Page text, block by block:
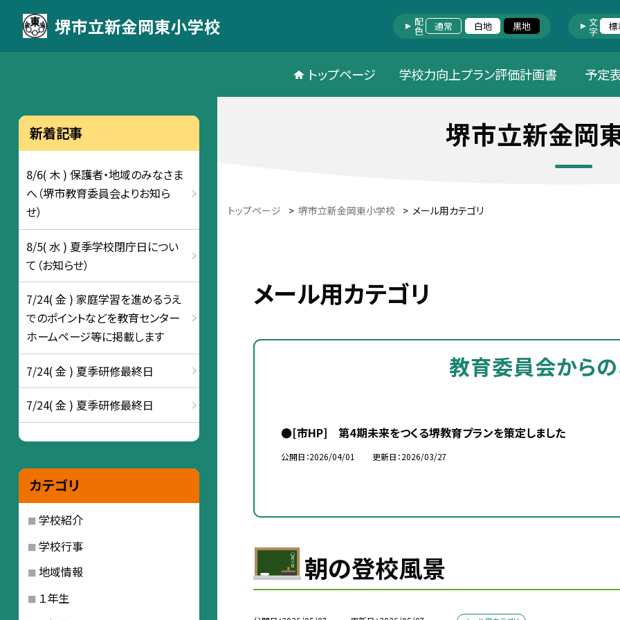
堺市立新金岡東小学校 配色 通常 白地 黒地 文字
トップページ 学校力向上プラン評価計画書 予定
堺市立新金岡
トップページ > 堺市立新金岡東小学校 > メール用カテゴリ
メール用カテゴリ
教育委員会から
●[市HP] 第4期未来をつくる堺教育プランを策定しました
公開日 2026/04/01 更新日 2026/03/27
朝の登校風景
新着記事
8/6( 木 ) 保護者・地域のみなさま
へ（堺市教育委員会よりお知ら
せ）
8/5( 水 ) 夏季学校閉庁日につい
て（お知らせ）
7/24( 金 ) 家庭学習を進めるうえ
でのポイントなどを教育センター
ホームページ等に掲載します
7/24( 金 ) 夏季研修最終日
7/24( 金 ) 夏季研修最終日
カテゴリ
学校紹介
学校行事
地域情報
１年生